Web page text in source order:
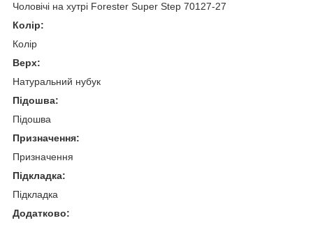
Чоловічі на хутрі Forester Super Step 70127-27
Колір:
Колір
Верх:
Натуральний нубук
Підошва:
Підошва
Призначення:
Призначення
Підкладка:
Підкладка
Додатково: